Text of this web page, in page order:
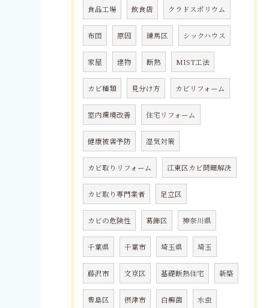
食品工場 飲食店 クラドスポリウム
布団 原因 練馬区 シックハウス
家屋 建物 断熱 MIST工法
カビ種類 見分け方 カビリフォーム
室内環境改善 住宅リフォーム
健康被害予防 湿気対策
カビ取りリフォーム 江東区カビ問題解決
カビ取り専門業者 足立区
カビの危険性 葛飾区 神奈川県
千葉県 千葉市 埼玉県 埼玉
藤沢市 文京区 基礎断熱住宅 新築
豊島区 摂津市 白癬菌 水虫